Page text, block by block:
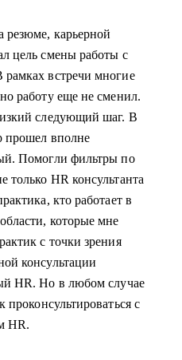
резюме, карьерной
цель смены работы с
встречи многие
работу еще не сменил.
следующий шаг. В
прошел вполне
Помогли фильтры по
только HR консультанта
кто работает в
которые мне
с точки зрения
консультации
HR. Но в любом случае
проконсультироваться с
HR.